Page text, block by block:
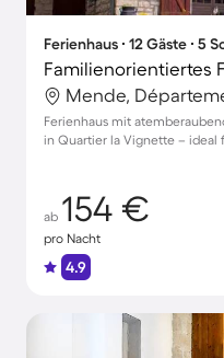
Ferienhaus ∙ 12 Gäste ∙ 5
Mende,
Ferienhaus mit
in Quartier la Vignette – ideal
ab 154 €
pro Nacht
4.9